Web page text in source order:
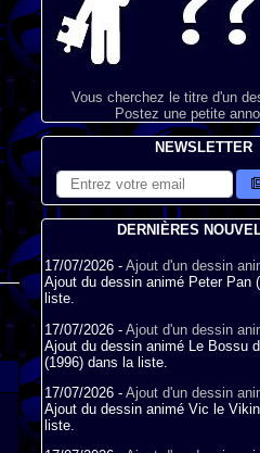
Vous cherchez le titre d'un
Postez une petite
NEWSLETTER
DERNIÈRES
17/07/2026 - Ajout d'un dessin
Ajout du dessin animé Peter Pan
liste.
17/07/2026 - Ajout d'un dessin
Ajout du dessin animé Le Bossu
(1996) dans la liste.
17/07/2026 - Ajout d'un dessin
Ajout du dessin animé Vic le
liste.